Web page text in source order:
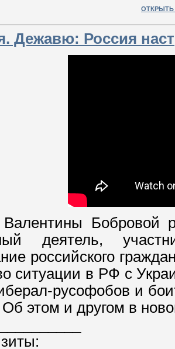
ОТКРЫТЬ
Дежавю: Россия
Бобровой
деятель,
российского
ситуации в РФ с
русофобов и
Об этом и другом в